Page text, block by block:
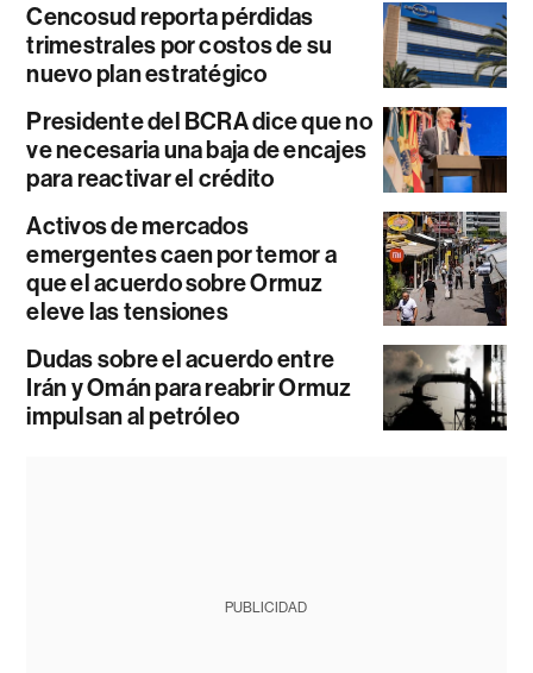
Cencosud reporta pérdidas
trimestrales por costos de su
nuevo plan estratégico
Presidente del BCRA dice que no
ve necesaria una baja de encajes
para reactivar el crédito
Activos de mercados
emergentes caen por temor a
que el acuerdo sobre Ormuz
eleve las tensiones
Dudas sobre el acuerdo entre
Irán y Omán para reabrir Ormuz
impulsan al petróleo
PUBLICIDAD